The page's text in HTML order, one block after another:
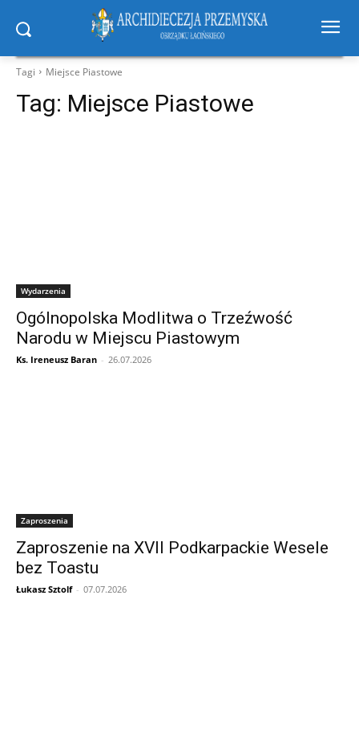
Tagi Miejsce Piastowe
Tag: Miejsce Piastowe
Wydarzenia
Ogólnopolska Modlitwa o Trzeźwość
Narodu w Miejscu Piastowym
Ks. Ireneusz Baran - 26.07.2026
Zaproszenia
Zaproszenie na XVII Podkarpackie Wesele
bez Toastu
Łukasz Sztolf - 07.07.2026